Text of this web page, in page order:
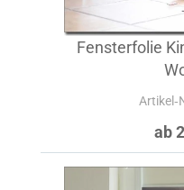
Fensterfolie
ab